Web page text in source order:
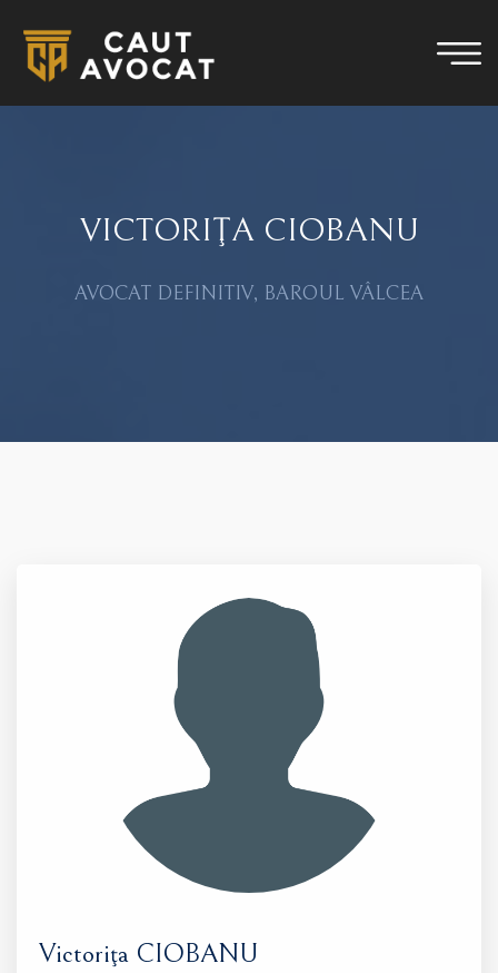
VICTORIŢA CIOBANU
AVOCAT DEFINITIV, BAROUL VÂLCEA
Victoriţa CIOBANU